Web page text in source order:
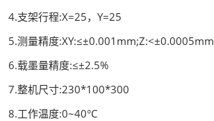
4.支架行程:X=25，Y=25
5.测量精度:XY:≤±0.001mm;Z:<±0.0005mm
6.载墨量精度:≤±2.5%
7.整机尺寸:230*100*300
8.工作温度:0~40°C